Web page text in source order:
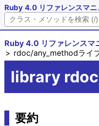
Ruby 4.0 リファレンスマニ
Ruby 4.0 リファレンスマ
rdoc/any_methodライ
library
要約